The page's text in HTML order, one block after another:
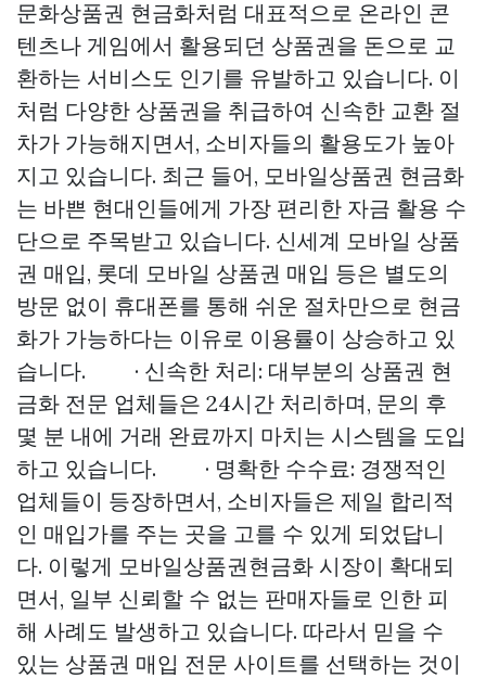
문화상품권 현금화처럼 대표적으로 온라인 콘
텐츠나 게임에서 활용되던 상품권을 돈으로 교
환하는 서비스도 인기를 유발하고 있습니다. 이
처럼 다양한 상품권을 취급하여 신속한 교환 절
차가 가능해지면서, 소비자들의 활용도가 높아
지고 있습니다. 최근 들어, 모바일상품권 현금화
는 바쁜 현대인들에게 가장 편리한 자금 활용 수
단으로 주목받고 있습니다. 신세계 모바일 상품
권 매입, 롯데 모바일 상품권 매입 등은 별도의
방문 없이 휴대폰를 통해 쉬운 절차만으로 현금
화가 가능하다는 이유로 이용률이 상승하고 있
습니다. · 신속한 처리: 대부분의 상품권 현
금화 전문 업체들은 24시간 처리하며, 문의 후
몇 분 내에 거래 완료까지 마치는 시스템을 도입
하고 있습니다. · 명확한 수수료: 경쟁적인
업체들이 등장하면서, 소비자들은 제일 합리적
인 매입가를 주는 곳을 고를 수 있게 되었답니
다. 이렇게 모바일상품권현금화 시장이 확대되
면서, 일부 신뢰할 수 없는 판매자들로 인한 피
해 사례도 발생하고 있습니다. 따라서 믿을 수
있는 상품권 매입 전문 사이트를 선택하는 것이